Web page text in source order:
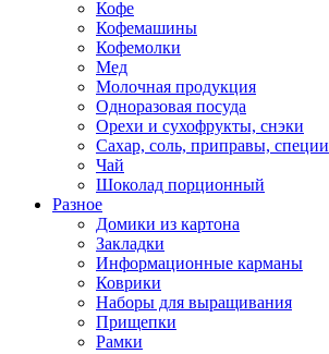
Кофе
Кофемашины
Кофемолки
Мед
Молочная продукция
Одноразовая посуда
Орехи и сухофрукты, снэки
Сахар, соль, приправы, специи
Чай
Шоколад порционный
Разное
Домики из картона
Закладки
Информационные карманы
Коврики
Наборы для выращивания
Прищепки
Рамки